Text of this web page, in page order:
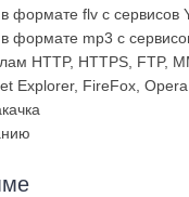
формате flv с
формате mp3 с
HTTP, HTTPS, FTP,
Explorer, FireFox,